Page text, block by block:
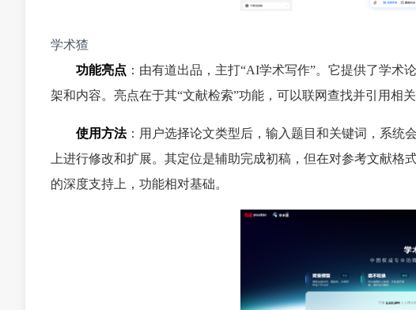
学术猹
功能亮点 ：由有道出品，主打“AI学术写作”。它提供了学
架和内容。亮点在于其“文献检索”功能，可以联网查找并引用相
使用方法：用户选择论文类型后，输入题目和关键词，系统
上进行修改和扩展。其定位是辅助完成初稿，但在对参考文献格
的深度支持上，功能相对基础。